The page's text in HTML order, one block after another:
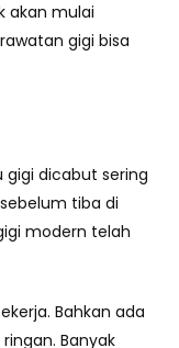
akan mulai
gigi bisa
gigi dicabut sering
tiba di
modern telah
Bahkan ada
Banyak